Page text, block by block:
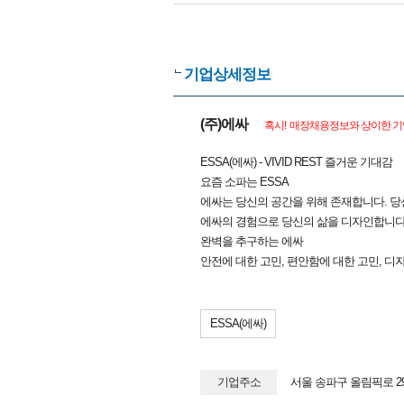
기업상세정보
(주)에싸 혹시! 매장채용정보와 상이한
ESSA(에싸) - VIVID REST 즐거운 기대감
요즘 소파는 ESSA
에싸는 당신의 공간을 위해 존재합니다.
에싸의 경험으로 당신의 삶을 디자인합니
완벽을 추구하는 에싸
안전에 대한 고민, 편안함에 대한 고민, 디
ESSA(에싸)
기업주소 서울 송파구 올림픽로